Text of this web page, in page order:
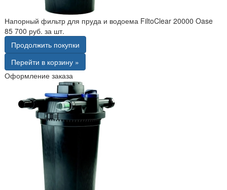
Напорный фильтр для пруда и водоема FiltoClear 20000 Oase
85 700 руб. за шт.
Продолжить покупки
Перейти в корзину »
Оформление заказа